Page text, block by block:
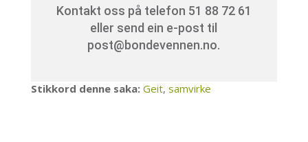
Kontakt oss på telefon 51 88 72 61
eller send ein e-post til
post@bondevennen.no.
Stikkord denne saka: Geit, samvirke